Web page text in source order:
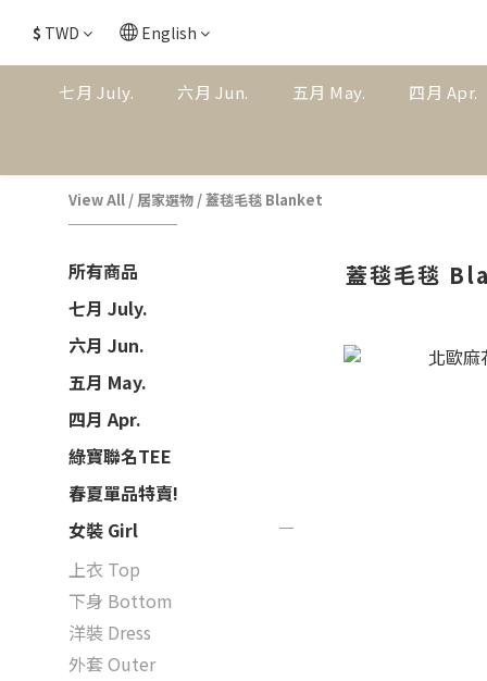
$ TWD English
七月 July. 六月 Jun. 五月 May. 四月 Apr.
View All / 居家選物 /蓋毯毛毯 Blanket
所有商品
七月 July.
六月 Jun.
五月 May.
四月 Apr.
綠寶聯名TEE
春夏單品特賣!
女裝 Girl
上衣 Top
下身 Bottom
洋裝 Dress
外套 Outer
蓋毯毛毯